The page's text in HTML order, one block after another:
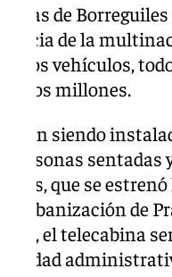
de
de la
los vehículos,
dos millones.
están siendo
personas
que se
urbanización de
el telecabina